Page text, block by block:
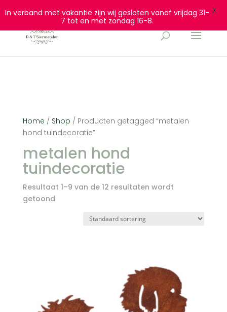
0628932940 info@dtsiermetalen.nl
Home / Shop / Producten getagged “metalen
hond tuindecoratie”
metalen hond
tuindecoratie
Resultaat 1–9 van de 12 resultaten wordt
getoond
In verband met vakantie zijn wij gesloten vanaf vrijdag 31-
7 tot en met zondag 16-8.
X